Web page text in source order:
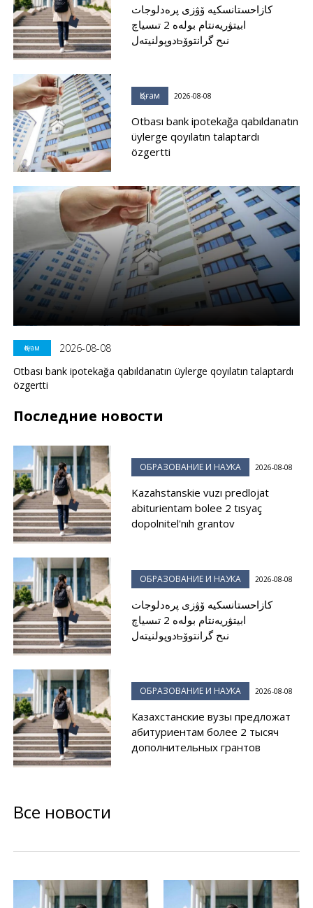
كازاحستانسكيە ۆۋزى پرەدلوجات
ابيتۋريەنتام بولەە 2 تىسياچ
دوپولنيتەلьنىح گرانتوۆ
Қоғам 2026-08-08
Otbası bank ipotekağa qabıldanatın
üylerge qoyılatın talaptardı
özgertti
Қоғам
2026-08-08
Otbası bank ipotekağa qabıldanatın üylerge qoyılatın talaptardı
özgertti
Последние новости
ОБРАЗОВАНИЕ И НАУКА 2026-08-08
Kazahstanskie vuzı predlojat
abiturientam bolee 2 tısyaç
dopolnitel'nıh grantov
ОБРАЗОВАНИЕ И НАУКА 2026-08-08
كازاحستانسكيە ۆۋزى پرەدلوجات
ابيتۋريەنتام بولەە 2 تىسياچ
دوپولنيتەلьنىح گرانتوۆ
ОБРАЗОВАНИЕ И НАУКА 2026-08-08
Казахстанские вузы предложат
абитуриентам более 2 тысяч
дополнительных грантов
Все новости